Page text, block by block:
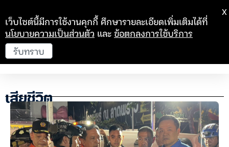
เสียชีวิต
เว็บไซต์นี้มีการใช้งานคุกกี้ ศึกษารายละเอียดเพิ่มเติมได้ที่
นโยบายความเป็นส่วนตัว และข้อตกลงการใช้บริการ
รับทราบ
X